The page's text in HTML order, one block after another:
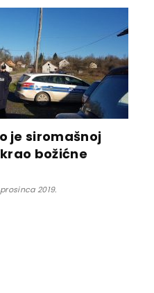
je siromašnoj
božićne
2019.